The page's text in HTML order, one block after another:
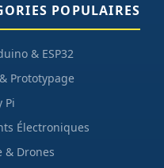
POPULAIRES
& ESP32
Prototypage
Pi
Électroniques
& Drones